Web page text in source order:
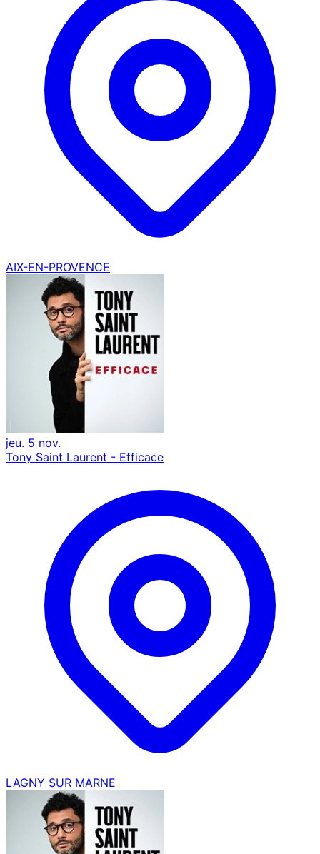
AIX-EN-PROVENCE
jeu. 5 nov.
Tony Saint Laurent - Efficace
LAGNY SUR MARNE